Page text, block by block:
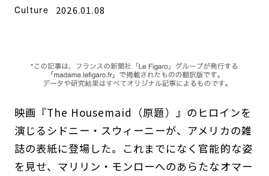
Culture 2026.01.08
映画『The Housemaid（原題）』のヒロインを
演じるシドニー・スウィーニーが、アメリカの雑
誌の表紙に登場した。これまでになく官能的な姿
を見せ、マリリン・モンローへのあらたなオマー